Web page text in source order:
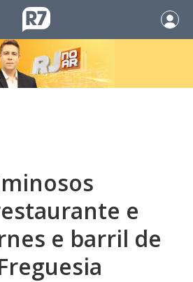
e
e barril de